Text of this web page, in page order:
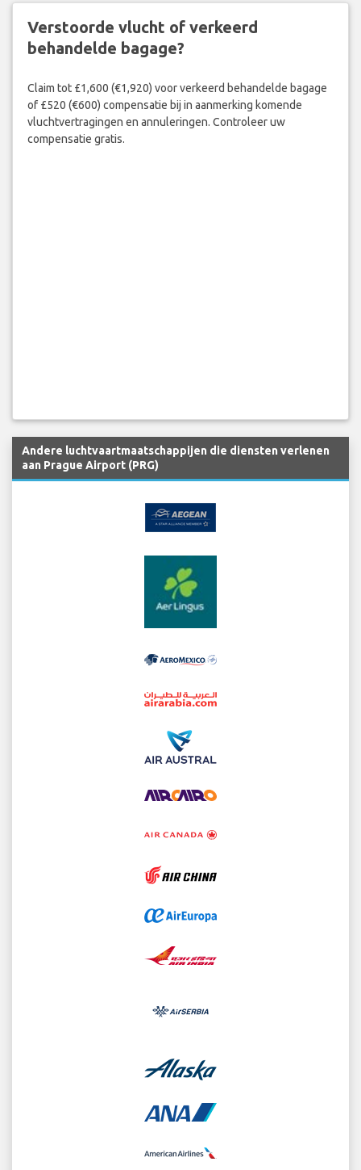
Verstoorde vlucht of verkeerd
behandelde bagage?
Claim tot £1,600 (€1,920) voor verkeerd behandelde bagage
of £520 (€600) compensatie bij in aanmerking komende
vluchtvertragingen en annuleringen. Controleer uw
compensatie gratis.
Andere luchtvaartmaatschappijen die diensten verlenen
aan Prague Airport (PRG)